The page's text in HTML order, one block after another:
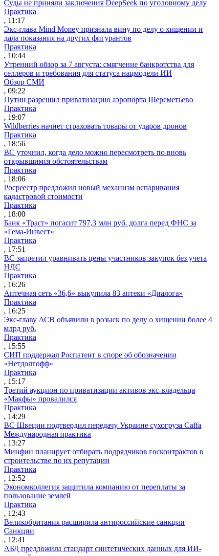
Суды не приняли заключения DeepSeek по уголовному делу
Практика
, 11:17
Экс-глава Mind Money признала вину по делу о хищении и
дала показания на других фигурантов
Практика
, 10:44
Утренний обзор за 7 августа: смягчение банкротства для
селлеров и требования для статуса нацмодели ИИ
Обзор СМИ
, 09:22
Путин разрешил приватизацию аэропорта Шереметьево
Практика
, 19:07
Wildberries начнет страховать товары от ударов дронов
Практика
, 18:56
ВС уточнил, когда дело можно пересмотреть по вновь
открывшимся обстоятельствам
Практика
, 18:06
Росреестр предложил новый механизм оспаривания
кадастровой стоимости
Практика
, 18:00
Банк «Траст» погасит 797,3 млн руб. долга перед ФНС за
«Гема-Инвест»
Практика
, 17:51
ВС запретил уравнивать цены участников закупок без учета
НДС
Практика
, 16:26
Аптечная сеть «36,6» выкупила 83 аптеки «Диалога»
Практика
, 16:25
Экс-главу АСВ объявили в розыск по делу о хищении более 4
млрд руб.
Практика
, 15:55
СИП поддержал Роспатент в споре об обозначении
«Нетдолгофф»
Практика
, 15:17
Третий аукцион по приватизации активов экс-владельца
«Макфы» провалился
Практика
, 14:29
ВС Швеции подтвердил передачу Украине сухогруза Caffa
Международная практика
, 13:27
Минфин планирует отбирать подрядчиков госконтрактов в
строительстве по их репутации
Практика
, 12:52
Экономколлегия защитила компанию от переплаты за
пользование землей
Практика
, 12:43
Великобритания расширила антироссийские санкции
Санкции
, 12:41
АБД предложила стандарт синтетических данных для ИИ-